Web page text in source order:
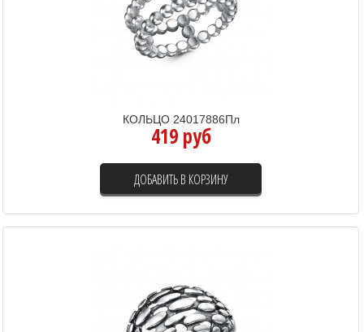
КОЛЬЦО 24017886Пл
419 руб
ДОБАВИТЬ В КОРЗИНУ